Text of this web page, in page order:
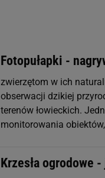
Fotopułapki -
zwierzętom w ich
obserwacji dzikiej
terenów łowieckich.
monitorowania
Krzesła ogrodowe